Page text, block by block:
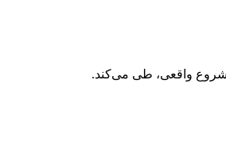
شروع واقعی، طی می‌کند.